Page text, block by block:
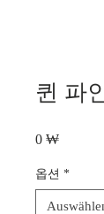
퀸 파
0 ₩Preis
옵션 *